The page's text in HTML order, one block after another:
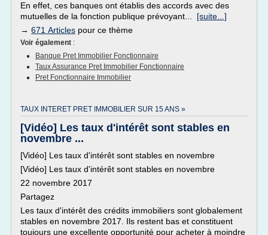
En effet, ces banques ont établis des accords avec des
mutuelles de la fonction publique prévoyant... [suite...]
→ 671 Articles pour ce thème
Voir également :
Banque Pret Immobilier Fonctionnaire
Taux Assurance Pret Immobilier Fonctionnaire
Pret Fonctionnaire Immobilier
TAUX INTERET PRET IMMOBILIER SUR 15 ANS »
[Vidéo] Les taux d'intérêt sont stables en
novembre ...
[Vidéo] Les taux d'intérêt sont stables en novembre
[Vidéo] Les taux d'intérêt sont stables en novembre
22 novembre 2017
Partagez
Les taux d'intérêt des crédits immobiliers sont globalement
stables en novembre 2017. Ils restent bas et constituent
toujours une excellente opportunité pour acheter à moindre